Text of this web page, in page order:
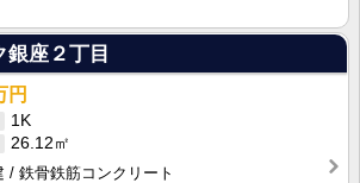
銀座２丁目
円
1K
26.12㎡
鉄骨鉄筋コンクリート